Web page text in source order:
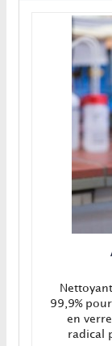
99,9%
en
radical